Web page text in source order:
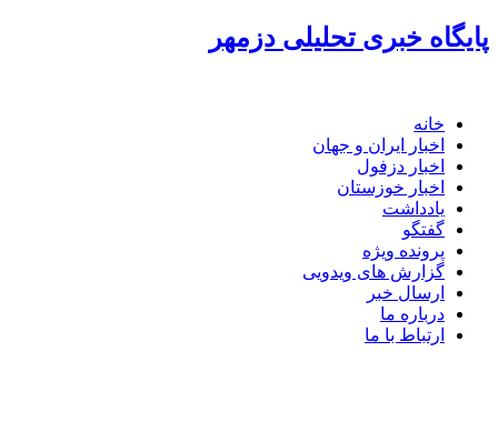
پرش
به
پایگاه خبری تحلیلی دزمهر
خانه
اخبار ایران و جهان
اخبار دزفول
اخبار خوزستان
یادداشت
گفتگو
پرونده ویژه
گزارش های ویدویی
ارسال خبر
درباره ما
ارتباط با ما